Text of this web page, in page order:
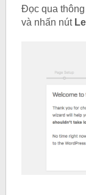
Đọc qua
và nhấn nút